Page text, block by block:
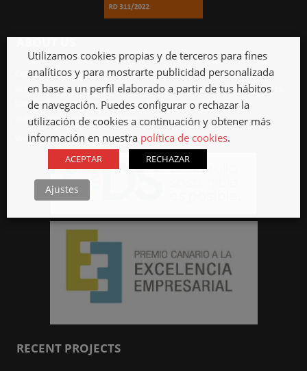
ABOUT US
Cercasa Metallic Constructions since 1969 offering locksmith
services in Tenerife, such as metal structures, stairs, tronjas, doors,
bars, railings, gratings scuppers, furniture, stainless steel,
automation and motorization.
We have offices in La Laguna and Güímar.
RECENT PROJECTS
Utilizamos cookies propias y de terceros para fines
analíticos y para mostrarte publicidad personalizada
en base a un perfil elaborado a partir de tus hábitos
de navegación. Puedes configurar o rechazar la
utilización de cookies a continuación y obtener más
información en nuestra política de cookies.
ACEPTAR RECHAZAR
Ajustes